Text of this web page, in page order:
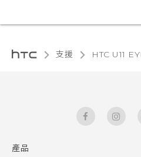
支援 HTC U11
產品